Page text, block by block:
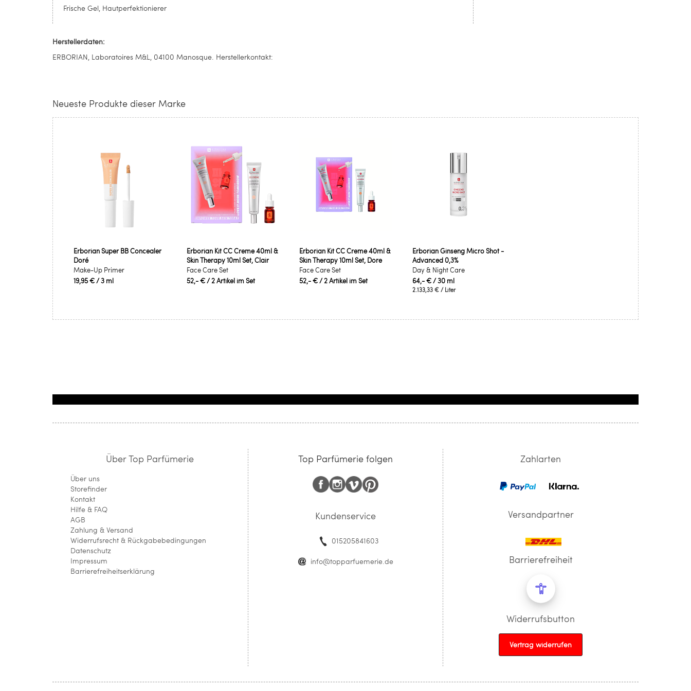
Frische Gel, Hautperfektionierer
Herstellerdaten:
ERBORIAN, Laboratoires M&L, 04100 Manosque. Herstellerkontakt:
Neueste Produkte dieser Marke
Erborian Super BB Concealer
Doré
Make-Up Primer
19,95 €/ 3 ml
Erborian Kit CC Creme 40ml &
Skin Therapy 10ml Set, Clair
Face Care Set
52,- €/ 2 Artikel im Set
Erborian Kit CC Creme 40ml &
Skin Therapy 10ml Set, Dore
Face Care Set
52,- €/ 2 Artikel im Set
Erborian Ginseng Micro Shot -
Advanced 0,3%
Day & Night Care
64,- €/ 30 ml
2.133,33 €/ Liter
Über Top Parfümerie
Über uns
Storefinder
Kontakt
Hilfe & FAQ
AGB
Zahlung & Versand
Widerrufsrecht & Rückgabebedingungen
Datenschutz
Impressum
Barrierefreiheitserklärung
Top Parfümerie folgen
Kundenservice
015205841603
info@topparfuemerie.de
Zahlarten
Versandpartner
Barrierefreiheit
Widerrufsbutton
Vertrag widerrufen